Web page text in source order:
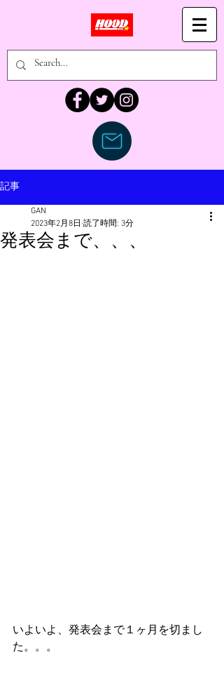
記事
発表会まで、、、
GAN
2023年2月8日 読了時間: 3分
いよいよ、発表会まで１ヶ月を切まし
た。。。